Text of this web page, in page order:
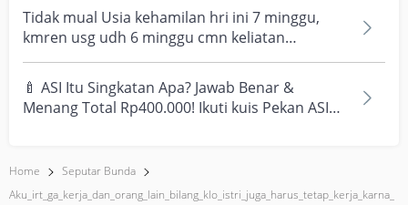
Tidak mual Usia kehamilan hri ini 7 minggu,
kmren usg udh 6 minggu cmn keliatan
kantongny. Agak taku...
🍼 ASI Itu Singkatan Apa? Jawab Benar &
Menang Total Rp400.000! Ikuti kuis Pekan ASI
Home
Seputar Bunda
Aku_irt_ga_kerja_dan_orang_lain_bilang_klo_istri_juga_harus_tetap_kerja_karna_